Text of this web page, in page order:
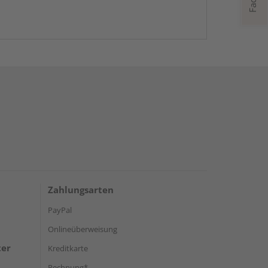
Zahlungsarten
PayPal
Onlineüberweisung
Kreditkarte